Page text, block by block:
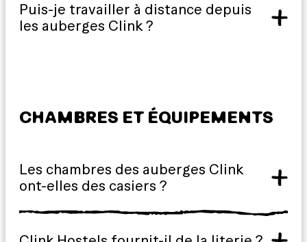
Puis-je travailler à distance depuis
les auberges Clink ?
CHAMBRES ET ÉQUIPEMENTS
Les chambres des auberges Clink
ont-elles des casiers ?